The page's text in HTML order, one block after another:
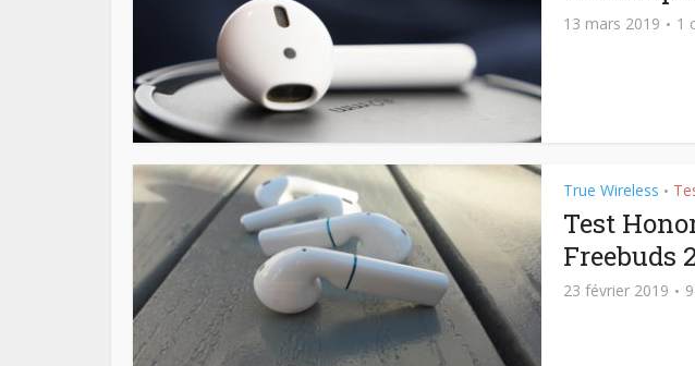
13 mars 2019 1
True Wireless •
Test
Freebuds 2
23 février 2019